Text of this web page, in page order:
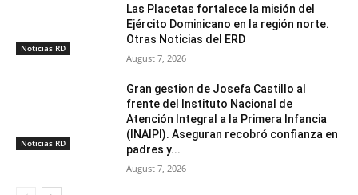
Noticias RD
Las Placetas fortalece la misión del
Ejército Dominicano en la región norte.
Otras Noticias del ERD
August 7, 2026
Noticias RD
Gran gestion de Josefa Castillo al
frente del Instituto Nacional de
Atención Integral a la Primera Infancia
(INAIPI). Aseguran recobró confianza en
padres y...
August 7, 2026